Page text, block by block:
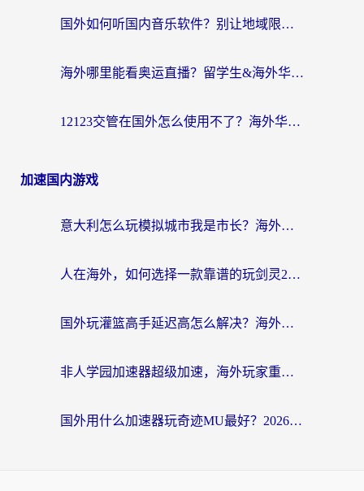
国外如何听国内音乐软件？别让地域限制，断了你的中文歌单
海外哪里能看奥运直播？留学生&海外华人必看的体育赛事观赛终极指南
12123交管在国外怎么使用不了？海外华人必看的无缝访问国内资源指南
加速国内游戏
意大利怎么玩模拟城市我是市长？海外党国服游戏加速终极攻略（附三国3量子特攻解决办法）
人在海外，如何选择一款靠谱的玩剑灵2加速器？
国外玩灌篮高手延迟高怎么解决？海外玩家国服游戏加速终极指南
非人学园加速器超级加速，海外玩家重返国服的通行证
国外用什么加速器玩奇迹MU最好？2026海外玩家国服游戏加速全攻略